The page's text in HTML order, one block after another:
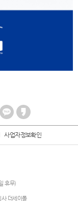
사업자정보확인
휴무)
사 더세이폴